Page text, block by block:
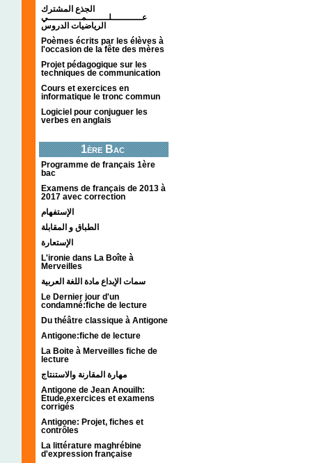
الجذع المشترك
عـــــــــــلــــــــمــــــــــــي
الرياضيات الدروس
Poèmes écrits par les élèves à
l'occasion de la fête des mères
Projet pédagogique sur les
techniques de communication
Cours et exercices en
informatique le tronc commun
Logiciel pour conjuguer les
verbes en anglais
1ère Bac
Programme de français 1ère
bac
Examens de français de 2013 à
2017 avec correction
الإستفهام
الطباق و المقابلة
الإستعارة
L'ironie dans La Boîte à
Merveilles
سمات الإبداع مادة اللغة العربية
Le Dernier jour d'un
condamné:fiche de lecture
Du théâtre classique à Antigone
Antigone:fiche de lecture
La Boite à Merveilles fiche de
lecture
مهارة المقارنة والاستنتاج
Antigone de Jean Anouilh:
Etude,exercices et examens
corrigés
Antigone: Projet, fiches et
contrôles
La littérature maghrébine
d'expression française